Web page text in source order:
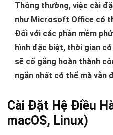
Thông thường, việc cài
như Microsoft Office có
Đối với các phần mềm
hình đặc biệt, thời gian
sẽ cố gắng hoàn thành
ngắn nhất có thể mà vẫn
Cài Đặt Hệ Điều
macOS, Linux)